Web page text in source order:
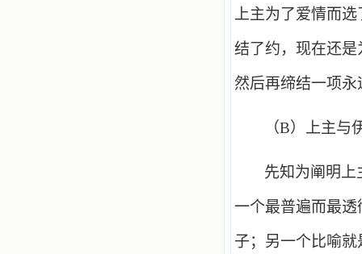
上主为了爱情而
结了约，现在还
然后再缔结一项
（B）上主与
先知为阐明上
一个最普遍而最
子；另一个比喻